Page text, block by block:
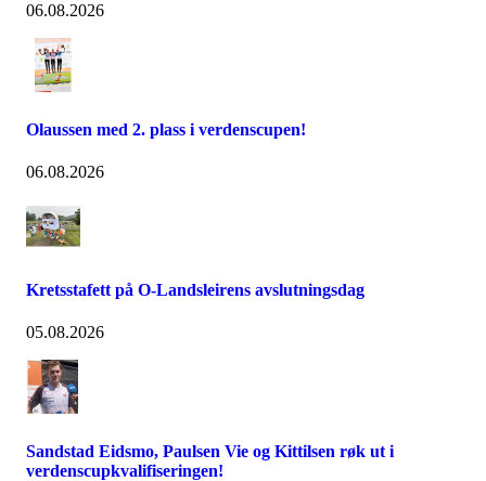
06.08.2026
Olaussen med 2. plass i verdenscupen!
06.08.2026
Kretsstafett på O-Landsleirens avslutningsdag
05.08.2026
Sandstad Eidsmo, Paulsen Vie og Kittilsen røk ut i
verdenscupkvalifiseringen!